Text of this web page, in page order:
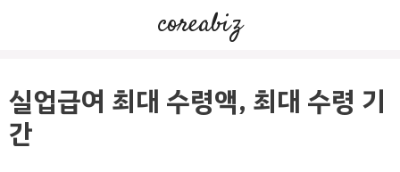
건
너
coreabiz
실업급여 최대 수령액, 최대 수령 기
간